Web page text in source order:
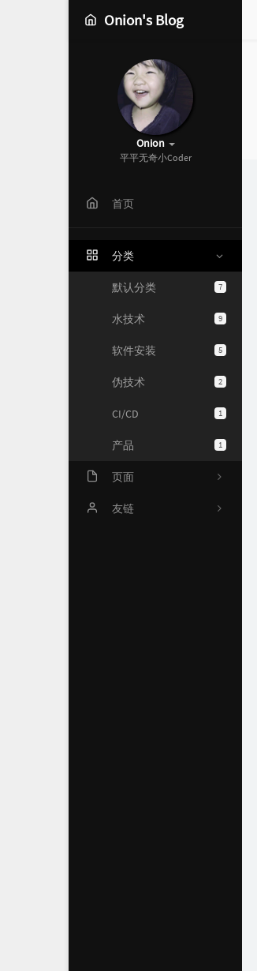
Onion's Blog
Onion
平平无奇小Coder
首页
分类
7
默认分类
9
水技术
5
软件安装
2
伪技术
1
CI/CD
1
产品
页面
文章归档
友链